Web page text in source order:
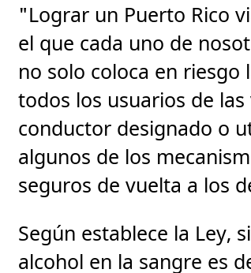
"Lograr un Puerto Rico
el que cada uno de
no solo coloca en riesgo
todos los usuarios de
conductor designado o
algunos de los
seguros de vuelta a los
Según establece la Ley,
alcohol en la sangre es